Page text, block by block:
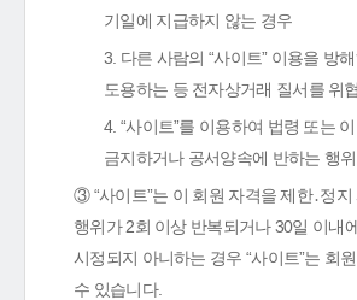
기일에 지급하지 않는 경우
3. 다른 사람의 “사이트” 이용을 방
도용하는 등 전자상거래 질서를 위
4. “사이트”를 이용하여 법령 또는
금지하거나 공서양속에 반하는 행
③ “사이트”는 이 회원 자격을 제한․정
행위가 2회 이상 반복되거나 30일 이내
시정되지 아니하는 경우 “사이트”는 회
수 있습니다.